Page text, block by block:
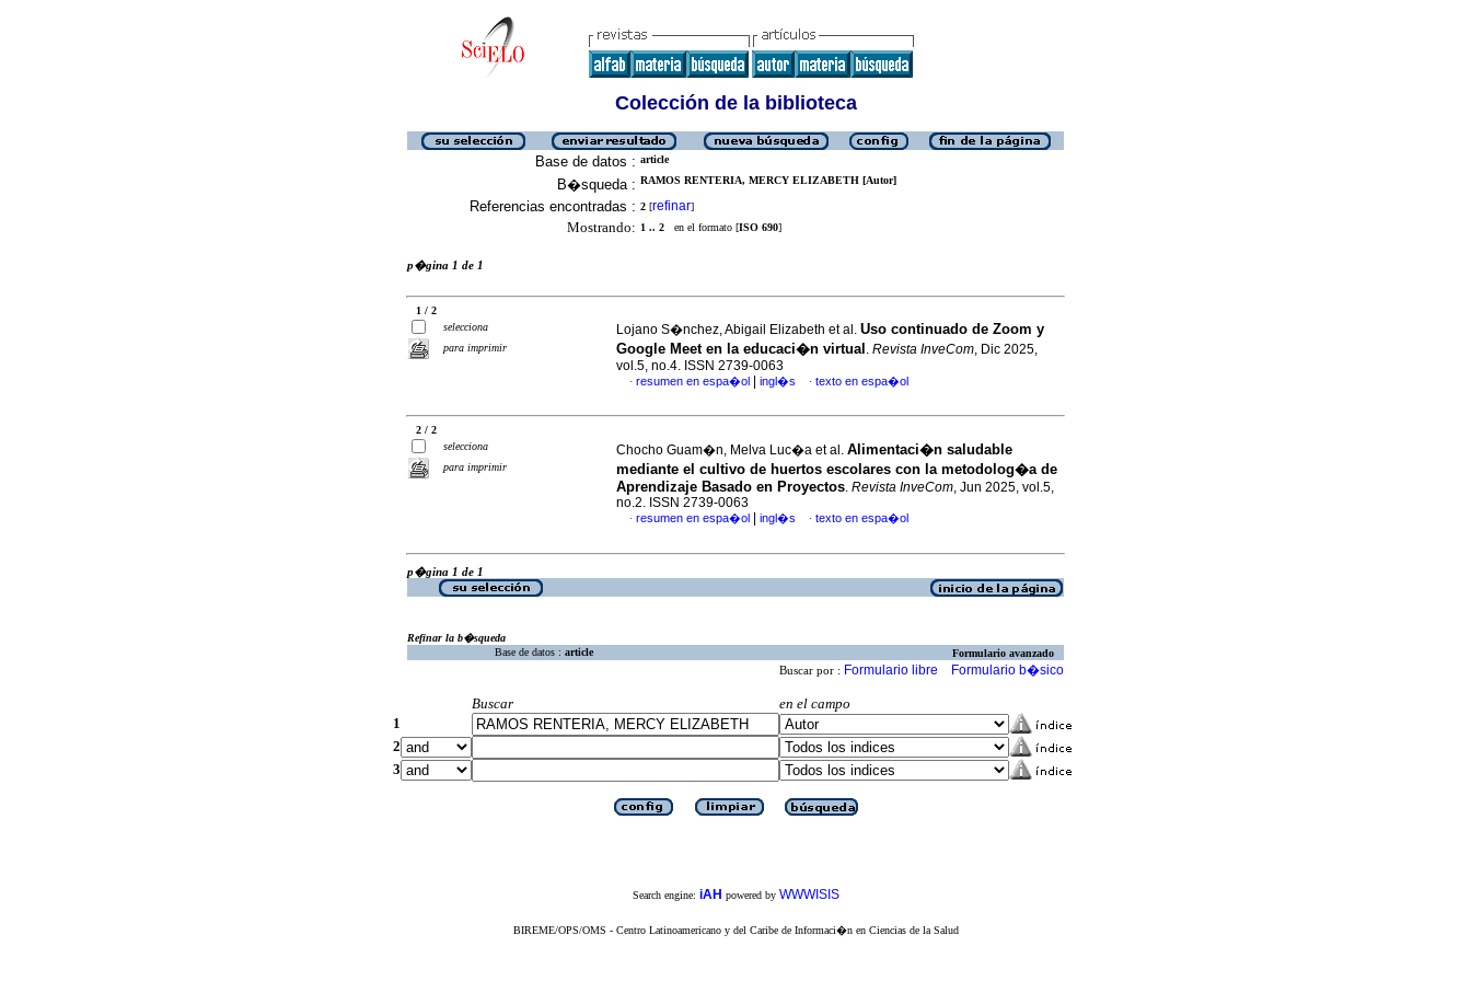
Colección de la biblioteca
Base de datos : article
B�squeda : RAMOS RENTERIA, MERCY ELIZABETH [Autor]
Referencias encontradas : 2 [refinar]
Mostrando: 1 .. 2 en el formato [ISO 690]
p�gina 1 de 1
1 / 2
selecciona
para imprimir
Lojano S�nchez, Abigail Elizabeth et al. Uso continuado de Zoom y
Google Meet en la educaci�n virtual . Revista InveCom, Dic 2025,
vol.5, no.4. ISSN 2739-0063
· resumen en espa�ol ingl�s · texto en espa�ol
2 / 2
selecciona
para imprimir
Chocho Guam�n, Melva Luc�a et al. Alimentaci�n saludable
mediante el cultivo de huertos escolares con la metodolog�a de
Aprendizaje Basado en Proyectos. Revista InveCom, Jun 2025, vol.5,
no.2. ISSN 2739-0063
· resumen en espa�ol ingl�s · texto en espa�ol
p�gina 1 de 1
Refinar la b�squeda
Base de datos : article Formulario avanzado
Buscar por : Formulario libre Formulario b�sico
Buscar
en el campo
1
2
3
Search engine: iAH powered by WWWISIS
BIREME/OPS/OMS - Centro Latinoamericano y del Caribe de Informaci�n en Ciencias de la Salud